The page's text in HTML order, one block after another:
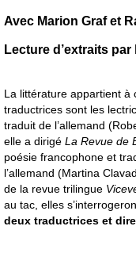
Avec Marion Graf et
Lecture d’extraits
La littérature appartient à
traductrices sont les
traduit de l’allemand
elle a dirigé La Revue de
poésie francophone et
l’allemand (Martina
de la revue trilingue
au tac, elles
deux traductrices et